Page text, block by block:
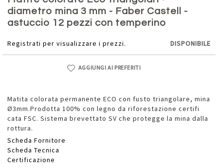
diametro mina 3 mm - Faber Castell -
astuccio 12 pezzi con temperino
Registrati per visualizzare i prezzi. DISPONIBILE
AGGIUNGI AI PREFERITI
Matita colorata permanente ECO con fusto triangolare, mina
Ø3mm.Prodotta 100% con legno da riforestazione certifi
cata FSC. Sistema brevettato SV che protegge la mina dalla
rottura.
Scheda Fornitore
Scheda Tecnica
Certificazione
della
galleria
di